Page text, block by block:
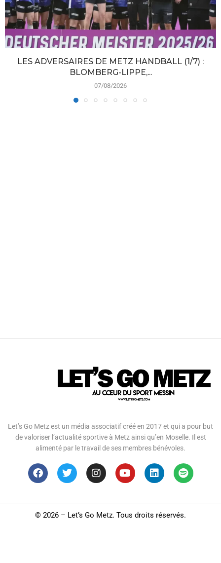
LES ADVERSAIRES DE METZ HANDBALL (1/7) :
BLOMBERG-LIPPE,...
07/08/2026
Let’s Go Metz est un média associatif créé en 2017 et qui a pour but
de valoriser l’actualité sportive à Metz ainsi qu’en Moselle. Il est
alimenté par le travail de ses membres bénévoles.
© 2026 – Let’s Go Metz. Tous droits réservés.